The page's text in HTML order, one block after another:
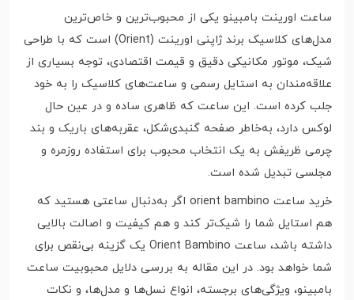
ساعت اورینت بامبینو یکی از محبوب‌ترین و خاص‌ترین
مدل‌های کلاسیک برند ژاپنی اورینت (Orient) است که با طراحی
شیک، موتور مکانیکی دقیق و قیمت اقتصادی، توجه بسیاری از
علاقه‌مندان به استایل رسمی و ساعت‌های کلاسیک را به خود
جلب کرده است. این ساعت که ظاهری ساده و در عین حال
لوکس دارد، به‌خاطر صفحه گنبدی‌شکل، عقربه‌های باریک و بند
چرمی ظریفش به یک انتخاب محبوب برای استفاده روزمره و
مجلسی تبدیل شده است.
خرید ساعت orient bambino اگر به‌دنبال ساعتی هستید که
هم استایل شما را شیک‌تر کند و هم کیفیت و اصالت بالایی
داشته باشد، ساعت Orient Bambino یک گزینه بی‌نقص برای
شما خواهد بود. در این مقاله به بررسی دلایل محبوبیت ساعت
بامبینو، ویژگی‌های برجسته، انواع نسل‌ها و مدل‌ها، و نکات